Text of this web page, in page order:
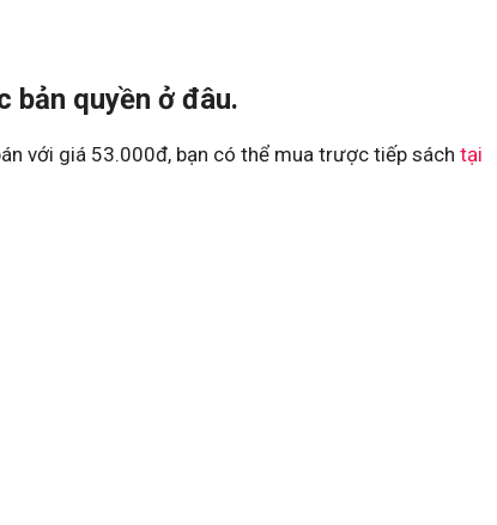
bản quyền ở đâu.
với giá 53.000đ, bạn có thể mua trược tiếp sách tại